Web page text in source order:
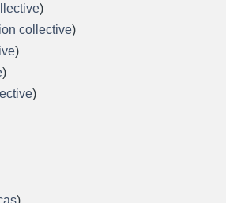
)
collective)
)
)
)
)